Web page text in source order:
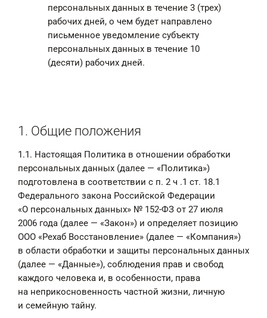
персональных данных в течение 3 (трех)
рабочих дней, о чем будет направлено
письменное уведомление субъекту
персональных данных в течение 10
(десяти) рабочих дней.
1. Общие положения
1.1. Настоящая Политика в отношении обработки
персональных данных (далее — «Политика»)
подготовлена в соответствии с п. 2 ч .1 ст. 18.1
Федерального закона Российской Федерации
«О персональных данных» № 152-ФЗ от 27 июля
2006 года (далее — «Закон») и определяет позицию
ООО «Рехаб Восстановление» (далее — «Компания»)
в области обработки и защиты персональных данных
(далее — «Данные»), соблюдения прав и свобод
каждого человека и, в особенности, права
на неприкосновенность частной жизни, личную
и семейную тайну.